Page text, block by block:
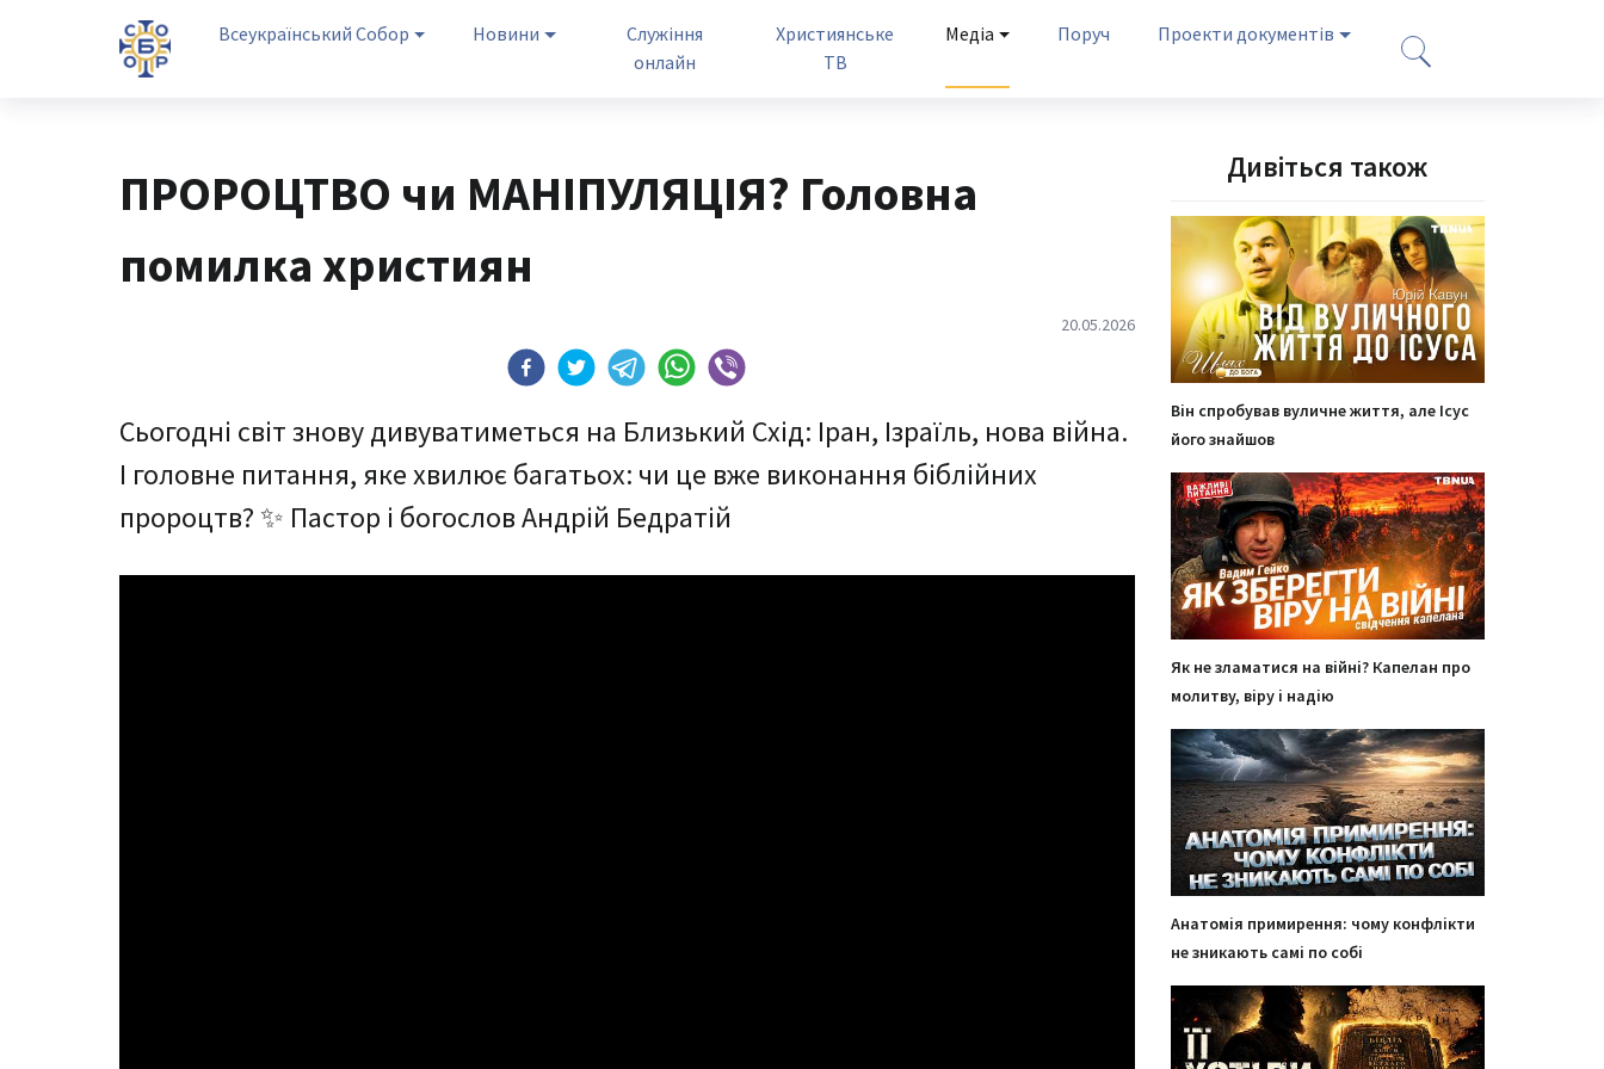
Всеукраїнський Собор Новини
Служіння
онлайн
Християнське
ТВ
Медіа Поруч Проекти документів
ПРОРОЦТВО чи МАНІПУЛЯЦІЯ? Головна
помилка християн
20.05.2026
Сьогодні світ знову дивуватиметься на Близький Схід: Іран, Ізраїль, нова війна.
І головне питання, яке хвилює багатьох: чи це вже виконання біблійних
пророцтв? ✨ Пастор і богослов Андрій Бедратій
Дивіться також
Він спробував вуличне життя, але Ісус
його знайшов
Як не зламатися на війні? Капелан про
молитву, віру і надію
Анатомія примирення: чому конфлікти
не зникають самі по собі